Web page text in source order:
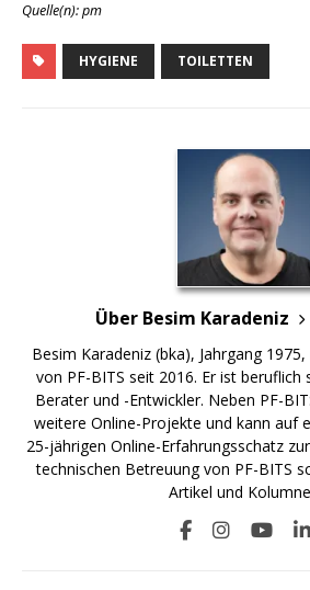
Quelle(n): pm
HYGIENE TOILETTEN
Über Besim Karadeniz
Besim Karadeniz (bka), Jahrgang
von PF-BITS seit 2016. Er ist beruflich
Berater und -Entwickler. Neben PF-
weitere Online-Projekte und kann auf
25-jährigen Online-Erfahrungsschatz
technischen Betreuung von PF-BITS
Artikel und